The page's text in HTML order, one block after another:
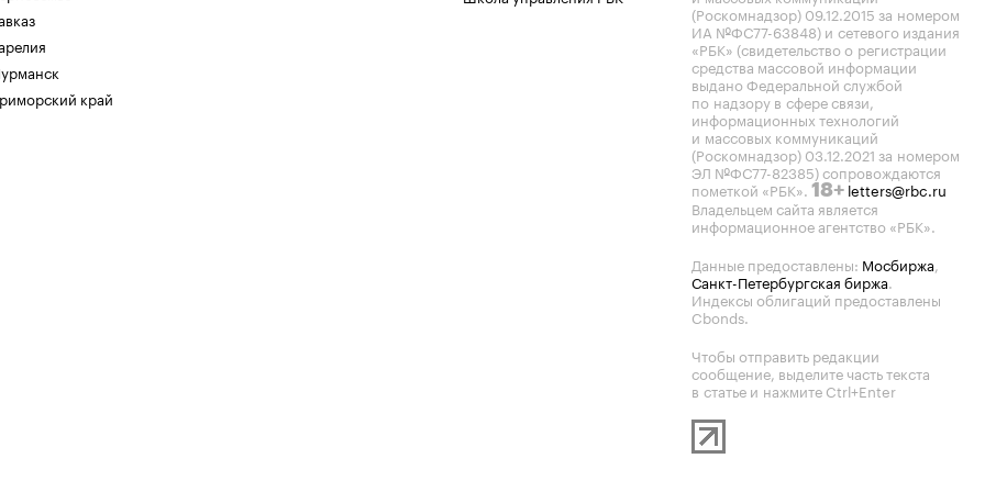
край
(Роскомнадзор) 09.12.2015 за номером
ИА №ФС77-63848) и сетевого издания
«РБК» (свидетельство о регистрации
средства массовой информации
выдано Федеральной службой
по надзору в сфере связи,
информационных технологий
и массовых коммуникаций
(Роскомнадзор) 03.12.2021 за номером
ЭЛ №ФС77-82385) сопровождаются
пометкой «РБК». 18+ letters@rbc.ru
Владельцем сайта является
информационное агентство «РБК».
Данные предоставлены: Мосбиржа,
Санкт-Петербургская биржа.
Индексы облигаций предоставлены
Cbonds.
Чтобы отправить редакции
сообщение, выделите часть текста
в статье и нажмите Ctrl+Enter